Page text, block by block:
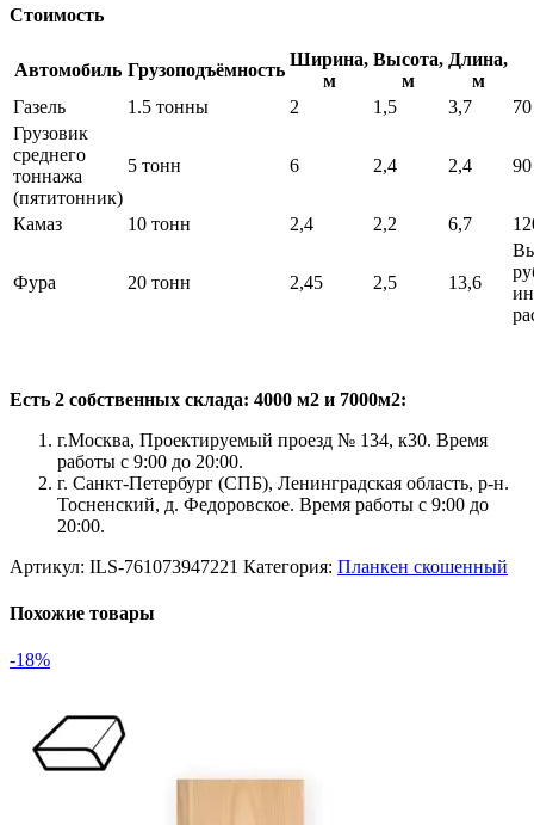
Стоимость
Автомобиль Грузоподъёмность
Ширина,
м
Высота,
м
Длина,
м
Газель
1.5 тонны 2 1,5 3,7
Грузовик
среднего
тоннажа
(пятитонник)
5 тонн 6 2,4 2,4
Камаз 10 тонн 2,4 2,2 6,7
Фура 20 тонн 2,45 2,5 13,6
Есть 2 собственных склада: 4000 м2 и 7000м2:
г.Москва, Проектируемый проезд № 134, к30. Время
работы с 9:00 до 20:00.
г. Санкт-Петербург (СПБ), Ленинградская область, р-н.
Тосненский, д. Федоровское. Время работы с 9:00 до
20:00.
Артикул: ILS-761073947221 Категория: Планкен скошенный
Похожие товары
-18%